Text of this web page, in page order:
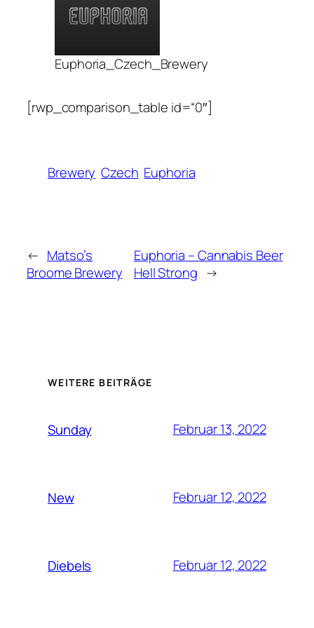
Euphoria_Czech_Brewery
[rwp_comparison_table id=“0″]
Brewery Czech Euphoria
← Matso’s
Broome Brewery
Euphoria – Cannabis Beer
Hell Strong →
WEITERE BEITRÄGE
Sunday Februar 13, 2022
New Februar 12, 2022
Diebels Februar 12, 2022